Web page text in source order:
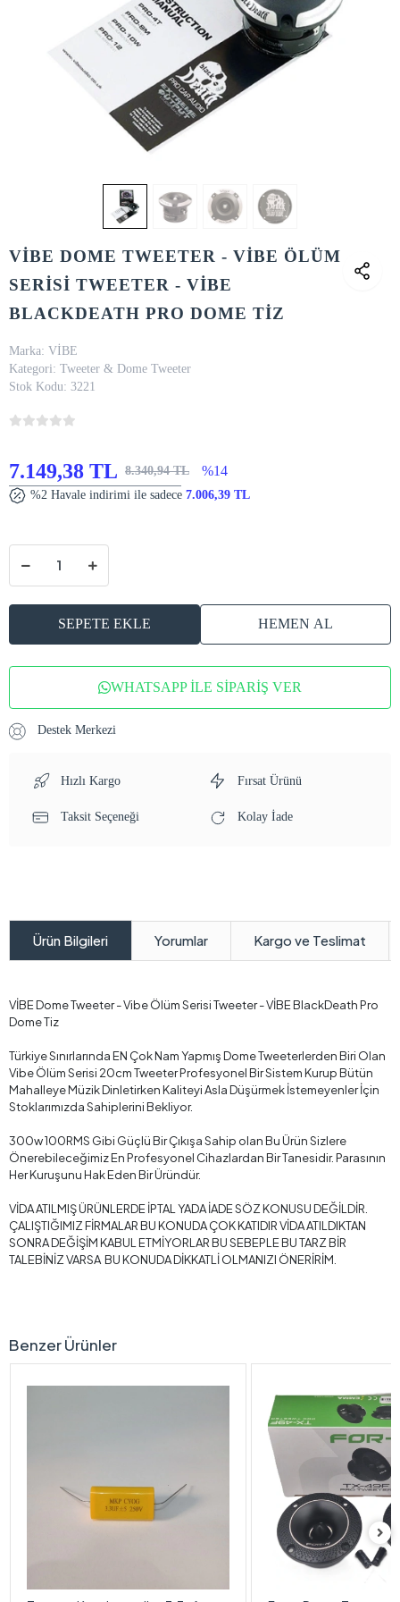
VİBE DOME TWEETER - VİBE ÖLÜM
SERİSİ TWEETER - VİBE
BLACKDEATH PRO DOME TİZ
Marka: VİBE
Kategori: Tweeter & Dome Tweeter
Stok Kodu: 3221
7.149,38 TL 8.340,94 TL %14
%2 Havale indirimi ile sadece 7.006,39 TL
SEPETE EKLE HEMEN AL
WHATSAPP İLE SİPARİŞ VER
Destek Merkezi
Hızlı Kargo Fırsat Ürünü
Taksit Seçeneği Kolay İade
Ürün Bilgileri Yorumlar Kargo ve Teslimat
VİBE Dome Tweeter - Vibe Ölüm Serisi Tweeter - VİBE BlackDeath Pro
Dome Tiz
Türkiye Sınırlarında EN Çok Nam Yapmış Dome Tweeterlerden Biri Olan
Vibe Ölüm Serisi 20cm Tweeter Profesyonel Bir Sistem Kurup Bütün
Mahalleye Müzik Dinletirken Kaliteyi Asla Düşürmek İstemeyenler İçin
Stoklarımızda Sahiplerini Bekliyor.
300w 100RMS Gibi Güçlü Bir Çıkışa Sahip olan Bu Ürün Sizlere
Önerebileceğimiz En Profesyonel Cihazlardan Bir Tanesidir. Parasının
Her Kuruşunu Hak Eden Bir Üründür.
VİDA ATILMIŞ ÜRÜNLERDE İPTAL YADA İADE SÖZ KONUSU DEĞİLDİR.
ÇALIŞTIĞIMIZ FİRMALAR BU KONUDA ÇOK KATIDIR VİDA ATILDIKTAN
SONRA DEĞİŞİM KABUL ETMİYORLAR BU SEBEPLE BU TARZ BİR
TALEBİNİZ VARSA BU KONUDA DİKKATLİ OLMANIZI ÖNERİRİM.
Benzer Ürünler